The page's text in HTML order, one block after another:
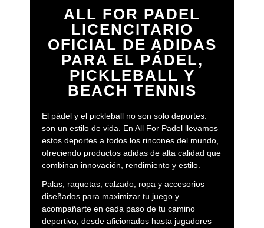
ALL FOR PADEL
LICENCITARIO
OFICIAL DE ADIDAS
PARA EL PÁDEL,
PICKLEBALL Y
BEACH TENNIS
El pádel y el pickleball no son solo deportes:
son un estilo de vida. En All For Padel llevamos
estos deportes a todos los rincones del mundo,
ofreciendo productos adidas de alta calidad que
combinan innovación, rendimiento y estilo.
Palas, raquetas, calzado, ropa y accesorios
diseñados para maximizar tu juego y
acompañarte en cada paso de tu camino
deportivo, desde aficionados hasta jugadores